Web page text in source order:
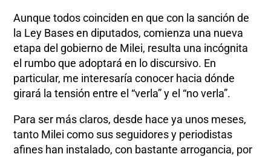
Aunque todos coinciden en que con la sanción de
la Ley Bases en diputados, comienza una nueva
etapa del gobierno de Milei, resulta una incógnita
el rumbo que adoptará en lo discursivo. En
particular, me interesaría conocer hacia dónde
girará la tensión entre el “verla” y el “no verla”.
Para ser más claros, desde hace ya unos meses,
tanto Milei como sus seguidores y periodistas
afines han instalado, con bastante arrogancia, por